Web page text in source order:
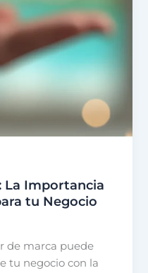
La Importancia
tu Negocio
de marca puede
tu negocio con la